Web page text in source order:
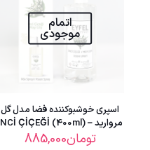
اتمام
موجودی
اسپری خوشبوکننده فضا مدل گل
مروارید – İNCİ ÇİÇEĞİ (400ml)
تومان885,000